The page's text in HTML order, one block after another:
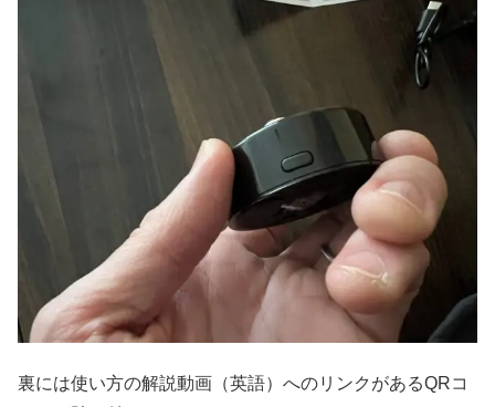
裏には使い方の解説動画（英語）へのリンクがあるQRコ